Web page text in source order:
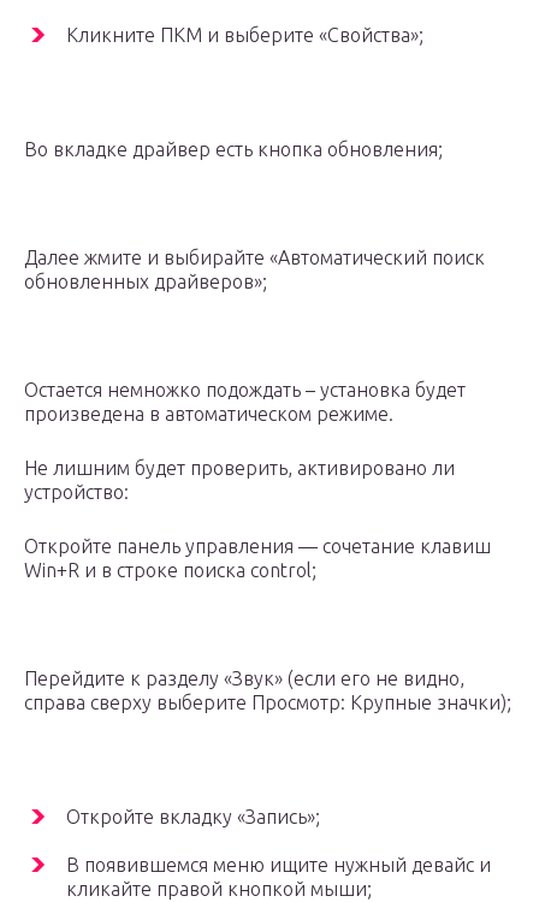
Кликните ПКМ и выберите «Свойства»;
Во вкладке драйвер есть кнопка обновления;
Далее жмите и выбирайте «Автоматический поиск
обновленных драйверов»;
Остается немножко подождать – установка будет
произведена в автоматическом режиме.
Не лишним будет проверить, активировано ли
устройство:
Откройте панель управления — сочетание клавиш
Win+R и в строке поиска control;
Перейдите к разделу «Звук» (если его не видно,
справа сверху выберите Просмотр: Крупные значки);
Откройте вкладку «Запись»;
В появившемся меню ищите нужный девайс и
кликайте правой кнопкой мыши;